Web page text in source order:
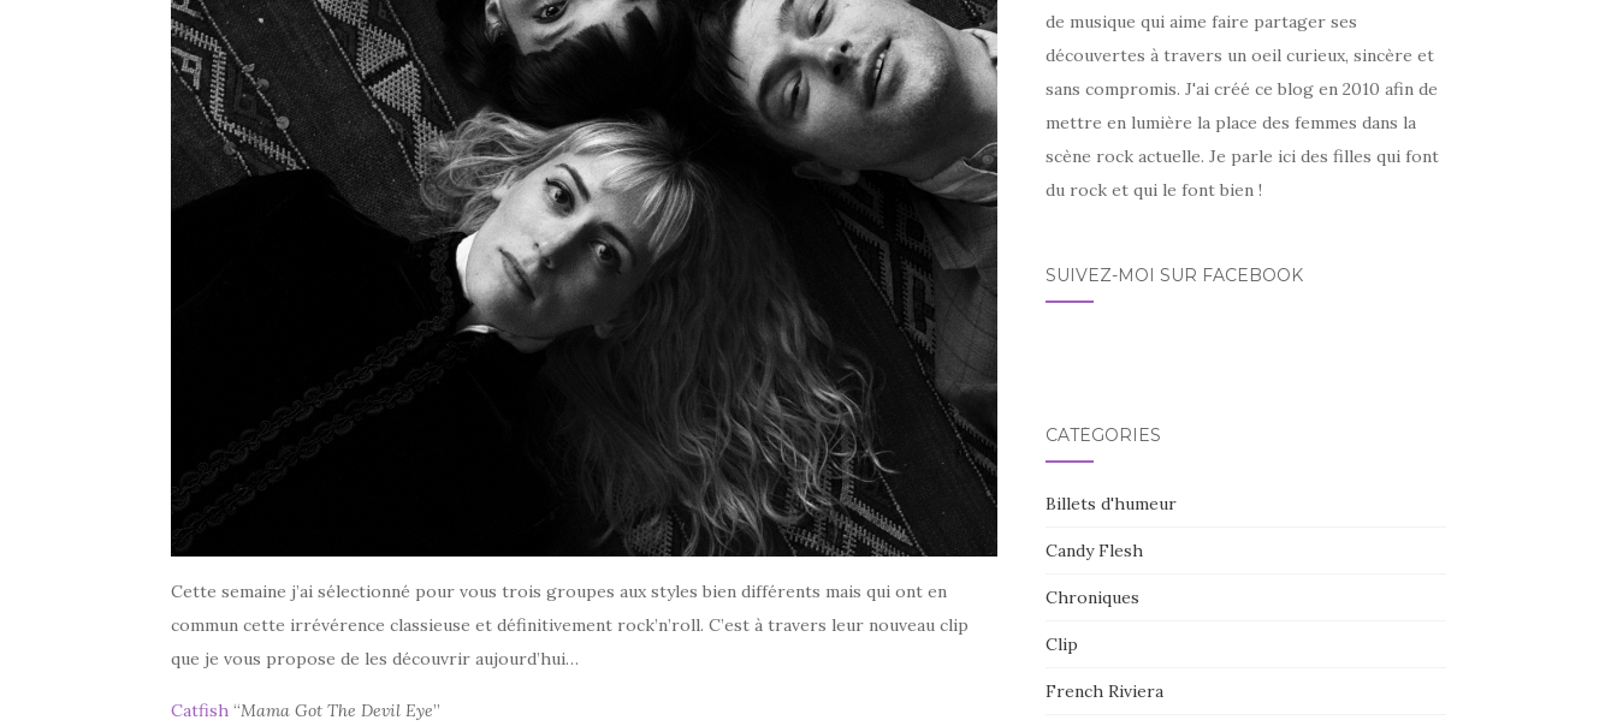
Cette semaine j’ai sélectionné pour vous trois groupes aux styles bien différents mais qui ont en
commun cette irrévérence classieuse et définitivement rock’n’roll. C’est à travers leur nouveau clip
que je vous propose de les découvrir aujourd’hui…
Catfish “Mama Got The Devil Eye”
de musique qui aime faire partager ses
découvertes à travers un oeil curieux, sincère et
sans compromis. J'ai créé ce blog en 2010 afin de
mettre en lumière la place des femmes dans la
scène rock actuelle. Je parle ici des filles qui font
du rock et qui le font bien !
SUIVEZ-MOI SUR FACEBOOK
CATÉGORIES
Billets d'humeur
Candy Flesh
Chroniques
Clip
French Riviera